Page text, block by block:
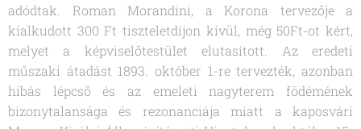
adódtak. Roman Morandini, a Korona tervezője a
kialkudott 300 Ft tiszteletdíjon kívül, még 50Ft-ot kért,
melyet a képviselőtestület elutasított. Az eredeti
műszaki átadást 1893. október 1-re tervezték, azonban
hibás lépcső és az emeleti nagyterem födémének
bizonytalansága és rezonanciája miatt a kaposvári